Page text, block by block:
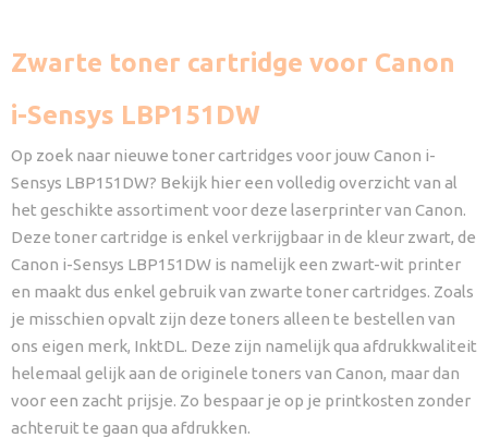
Zwarte toner cartridge voor Canon
i-Sensys LBP151DW
Op zoek naar nieuwe toner cartridges voor jouw Canon i-
Sensys LBP151DW? Bekijk hier een volledig overzicht van al
het geschikte assortiment voor deze laserprinter van Canon.
Deze toner cartridge is enkel verkrijgbaar in de kleur zwart, de
Canon i-Sensys LBP151DW is namelijk een zwart-wit printer
en maakt dus enkel gebruik van zwarte toner cartridges. Zoals
je misschien opvalt zijn deze toners alleen te bestellen van
ons eigen merk, InktDL. Deze zijn namelijk qua afdrukkwaliteit
helemaal gelijk aan de originele toners van Canon, maar dan
voor een zacht prijsje. Zo bespaar je op je printkosten zonder
achteruit te gaan qua afdrukken.